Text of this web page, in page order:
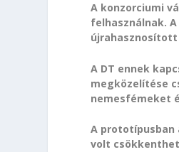
A konzorciumi
felhasználnak.
újrahasznosított
A DT ennek
megközelítése
nemesfémeket
A prototípusban
volt